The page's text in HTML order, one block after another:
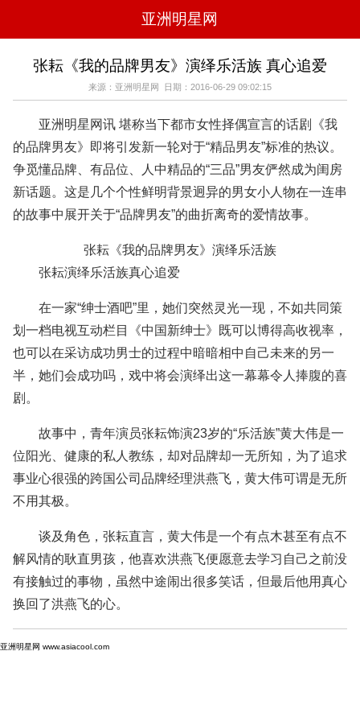
亚洲明星网
电影 电视 综艺
音乐
时尚
八卦 华人男明星
华人女明星
韩国男明星
欧美女明星
欧美男明星 泰国女明星 体育明星
张耘《我的品牌男友》演绎乐活族 真心追爱
来源：亚洲明星网 日期：2016-06-29 09:02:15
亚洲明星网讯 堪称当下都市女性择偶宣言的话剧《我
的品牌男友》即将引发新一轮对于“精品男友”标准的热议。
争觅懂品牌、有品位、人中精品的“三品”男友俨然成为闺房
新话题。这是几个个性鲜明背景迥异的男女小人物在一连串
的故事中展开关于“品牌男友”的曲折离奇的爱情故事。
张耘《我的品牌男友》演绎乐活族
张耘演绎乐活族真心追爱
在一家“绅士酒吧”里，她们突然灵光一现，不如共同策
划一档电视互动栏目《中国新绅士》既可以博得高收视率，
也可以在采访成功男士的过程中暗暗相中自己未来的另一
半，她们会成功吗，戏中将会演绎出这一幕幕令人捧腹的喜
剧。
故事中，青年演员张耘饰演23岁的“乐活族”黄大伟是一
位阳光、健康的私人教练，却对品牌却一无所知，为了追求
事业心很强的跨国公司品牌经理洪燕飞，黄大伟可谓是无所
不用其极。
谈及角色，张耘直言，黄大伟是一个有点木甚至有点不
解风情的耿直男孩，他喜欢洪燕飞便愿意去学习自己之前没
有接触过的事物，虽然中途闹出很多笑话，但最后他用真心
换回了洪燕飞的心。
亚洲明星网 www.asiacool.com